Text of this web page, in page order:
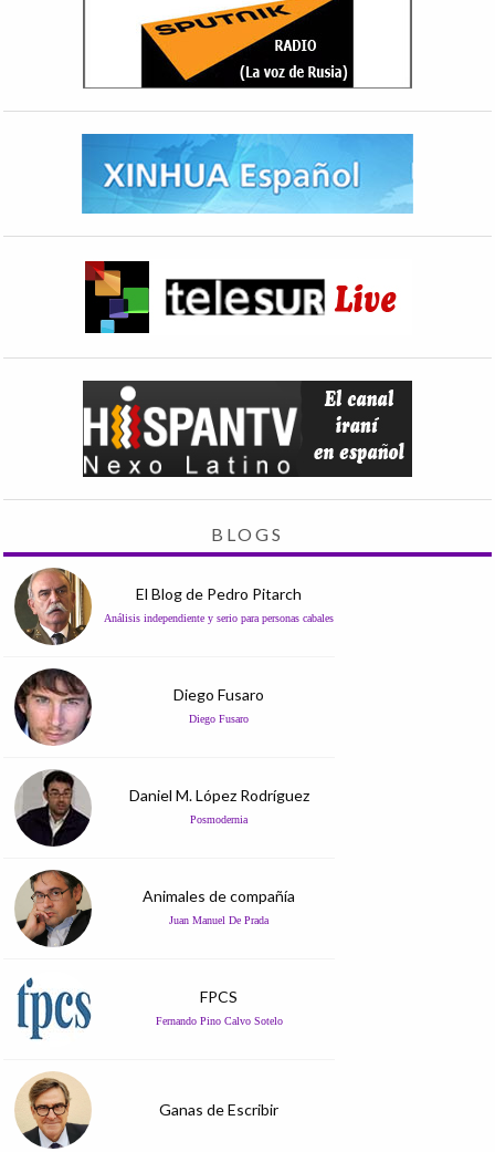
BLOGS
El Blog de Pedro Pitarch
Análisis independiente y serio para personas cabales
Diego Fusaro
Diego Fusaro
Daniel M. López Rodríguez
Posmodernia
Animales de compañía
Juan Manuel De Prada
FPCS
Fernando Pino Calvo Sotelo
Ganas de Escribir